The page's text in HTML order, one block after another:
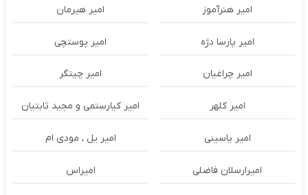
امیر هنرآموز امیر هیرمان
امیر پارسا دژه امیر پوستچی
امیر چراغیان امیر چیتگر
امیر کلهر امیر کیارستمی و مجید ثابتیان
امیر یاسینی امیر یل , مودی ام
امیرارسلان فاضلی امیراس